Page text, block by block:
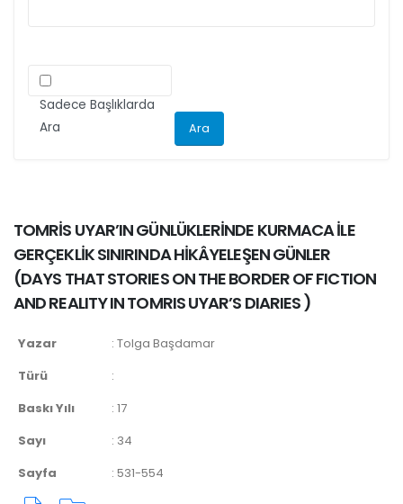
Sadece Başlıklarda
Ara
TOMRİS UYAR’IN GÜNLÜKLERİNDE KURMACA İLE
GERÇEKLİK SINIRINDA HİKÂYELEŞEN GÜNLER
(DAYS THAT STORIES ON THE BORDER OF FICTION
AND REALITY IN TOMRIS UYAR’S DIARIES )
Yazar : Tolga Başdamar
Türü
:
Baskı Yılı
: 17
Sayı
: 34
Sayfa
: 531-554